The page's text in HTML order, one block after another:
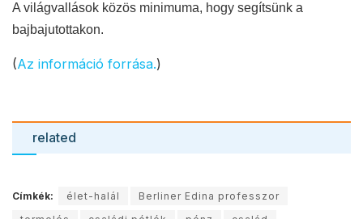
A világvallások közös minimuma, hogy segítsünk a
bajbajutottakon.
(Az információ forrása.)
related
Címkék: élet-halál
Berliner Edina professzor